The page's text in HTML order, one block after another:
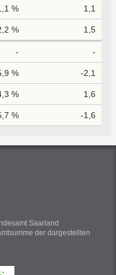
% 1,1
% 1,5
- -
% -2,1
% 1,6
% -1,6
Saarland
der dargestellten